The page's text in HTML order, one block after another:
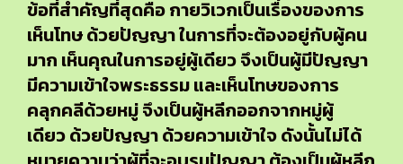
ข้อที่สำคัญที่สุดคือ กายวิเวกเป็นเรื่องของการ
เห็นโทษ ด้วยปัญญา ในการที่จะต้องอยู่กับผู้คน
มาก เห็นคุณในการอยู่ผู้เดียว จึงเป็นผู้มีปัญญา
มีความเข้าใจพระธรรม และเห็นโทษของการ
คลุกคลีด้วยหมู่ จึงเป็นผู้หลีกออกจากหมู่ผู้
เดียว ด้วยปัญญา ด้วยความเข้าใจ ดังนั้นไม่ได้